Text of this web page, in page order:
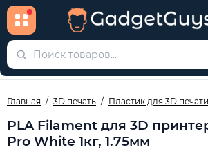
Главная 3D печать Пластик для 3D
PLA Filament для 3D
Pro White 1кг, 1.75мм